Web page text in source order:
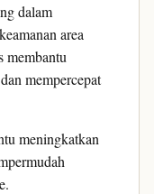
dalam
area
membantu
mempercepat
meningkatkan